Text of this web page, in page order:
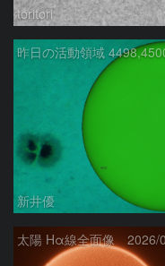
toritori
新井優